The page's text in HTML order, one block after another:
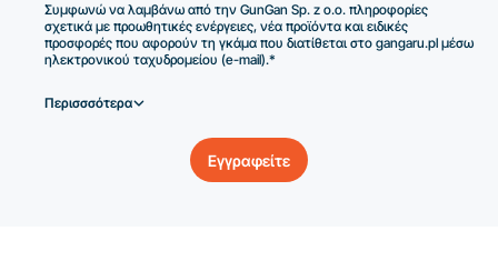
Συμφωνώ να λαμβάνω από την GunGan Sp. z o.o. πληροφορίες
σχετικά με προωθητικές ενέργειες, νέα προϊόντα και ειδικές
προσφορές που αφορούν τη γκάμα που διατίθεται στο gangaru.pl μέσω
ηλεκτρονικού ταχυδρομείου (e-mail).*
Περισσσότερα
Εγγραφείτε